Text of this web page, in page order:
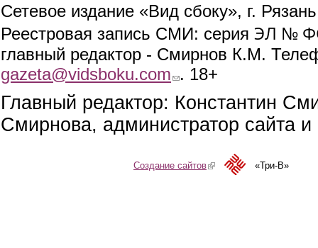
Сетевое издание «Вид сбоку», г.
Реестровая запись СМИ: серия ЭЛ №
главный редактор - Смирнов К.М.
gazeta@vidsboku.com (link sends e-mail)
. 18+
Главный редактор: Константин
Смирнова, администратор сайта
Создание сайтов(link is external)«Три-В»